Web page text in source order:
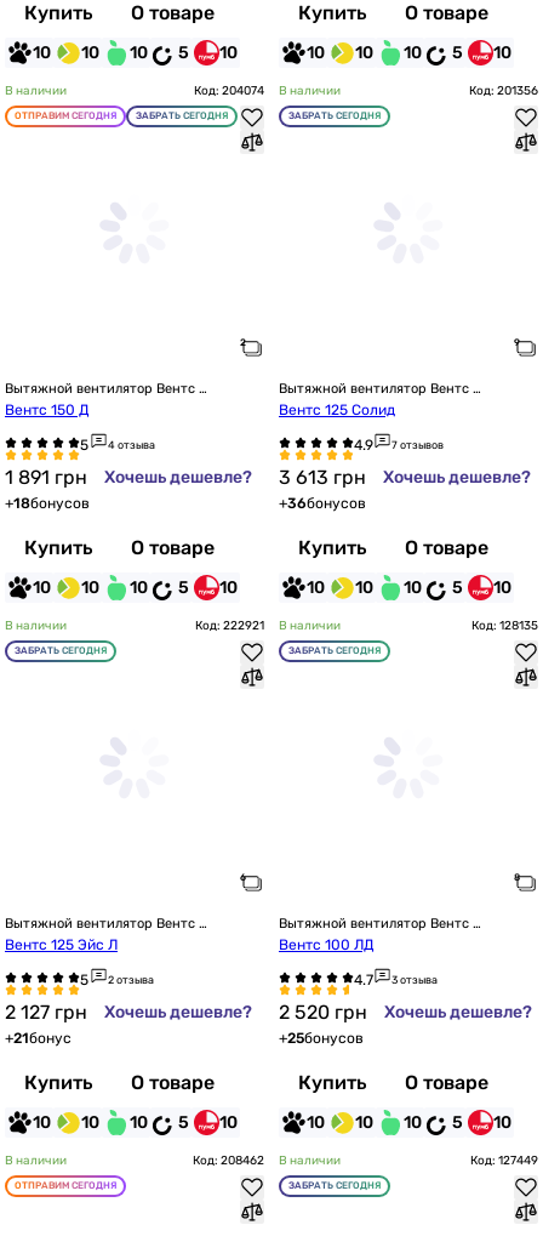
Купить О товаре
10 10 10 5 10
Купить О товаре
10 10 10 5 10
В наличии Код: 204074
ОТПРАВИМ СЕГОДНЯ ЗАБРАТЬ СЕГОДНЯ
Вытяжной вентилятор Вентс
настенный
Вентс 150 Д
4 отзыва
1 891 грн Хочешь дешевле?
+18бонусов
Купить О товаре
10 10 10 5 10
В наличии Код: 201356
ЗАБРАТЬ СЕГОДНЯ
Вытяжной вентилятор Вентс
настенный
Вентс 125 Солид
7 отзывов
3 613 грн Хочешь дешевле?
+36бонусов
Купить О товаре
10 10 10 5 10
В наличии Код: 222921
ЗАБРАТЬ СЕГОДНЯ
Вытяжной вентилятор Вентс
настенный
Вентс 125 Эйс Л
2 отзыва
2 127 грн Хочешь дешевле?
+21бонус
Купить О товаре
10 10 10 5 10
В наличии Код: 128135
ЗАБРАТЬ СЕГОДНЯ
Вытяжной вентилятор Вентс
настенный
Вентс 100 ЛД
3 отзыва
2 520 грн Хочешь дешевле?
+25бонусов
Купить О товаре
10 10 10 5 10
В наличии Код: 208462
ОТПРАВИМ СЕГОДНЯ
В наличии Код: 127449
ЗАБРАТЬ СЕГОДНЯ